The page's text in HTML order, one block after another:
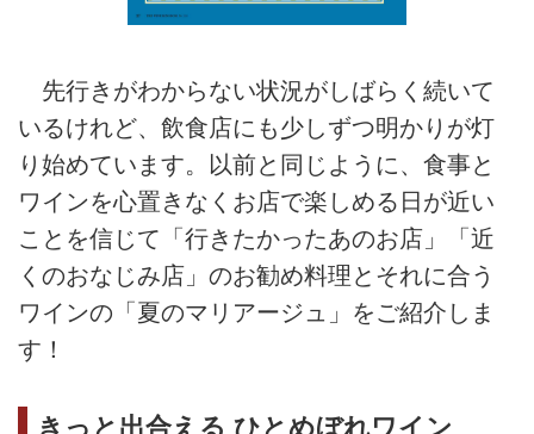
先行きがわからない状況がしばらく続いて
いるけれど、飲食店にも少しずつ明かりが灯
り始めています。以前と同じように、食事と
ワインを心置きなくお店で楽しめる日が近い
ことを信じて「行きたかったあのお店」「近
くのおなじみ店」のお勧め料理とそれに合う
ワインの「夏のマリアージュ」をご紹介しま
す！
きっと出合える ひとめぼれワイン